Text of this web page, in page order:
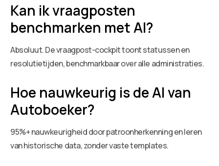
Kan ik vraagposten
benchmarken met AI?
Absoluut. De vraagpost-cockpit toont statussen en
resolutietijden, benchmarkbaar over alle administraties.
Hoe nauwkeurig is de AI van
Autoboeker?
95%+ nauwkeurigheid door patroonherkenning en leren
van historische data, zonder vaste templates.